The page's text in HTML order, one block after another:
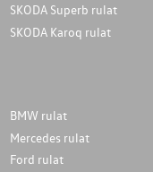
SKODA Superb rulat
SKODA Karoq rulat
BMW rulat
Mercedes rulat
Ford rulat